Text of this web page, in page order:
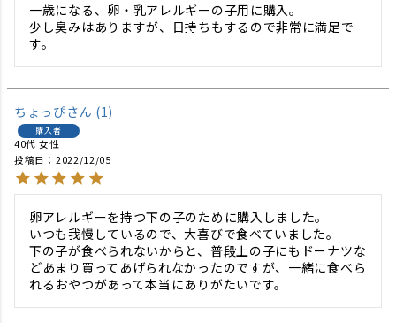
一歳になる、卵・乳アレルギーの子用に購入。
少し臭みはありますが、日持ちもするので非常に満足で
す。
ちょっぴ 1
購入者
40代 女性
投稿日
2022/12/05
卵アレルギーを持つ下の子のために購入しました。
いつも我慢しているので、大喜びで食べていました。
下の子が食べられないからと、普段上の子にもドーナツな
どあまり買ってあげられなかったのですが、一緒に食べら
れるおやつがあって本当にありがたいです。